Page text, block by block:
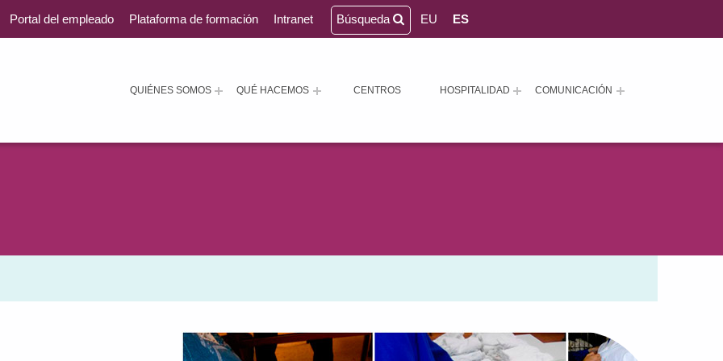
QUIÉNES SOMOS QUÉ HACEMOS CENTROS HOSPITALIDAD COMUNICACIÓN
Portal del empleado Plataforma de formación Intranet Búsqueda EU ES